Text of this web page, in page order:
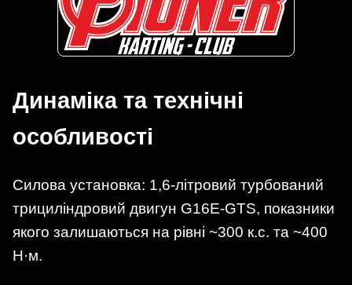
Динаміка та технічні
особливості
Силова установка: 1,6-літровий турбований
трициліндровий двигун G16E-GTS, показники
якого залишаються на рівні ~300 к.с. та ~400
Н·м.